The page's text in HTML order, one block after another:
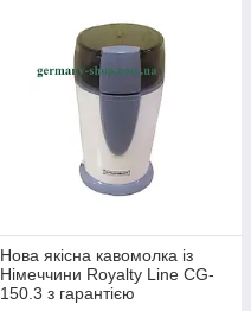
Нова якісна кавомолка із
Німеччини Royalty Line CG-
150.3 з гарантією